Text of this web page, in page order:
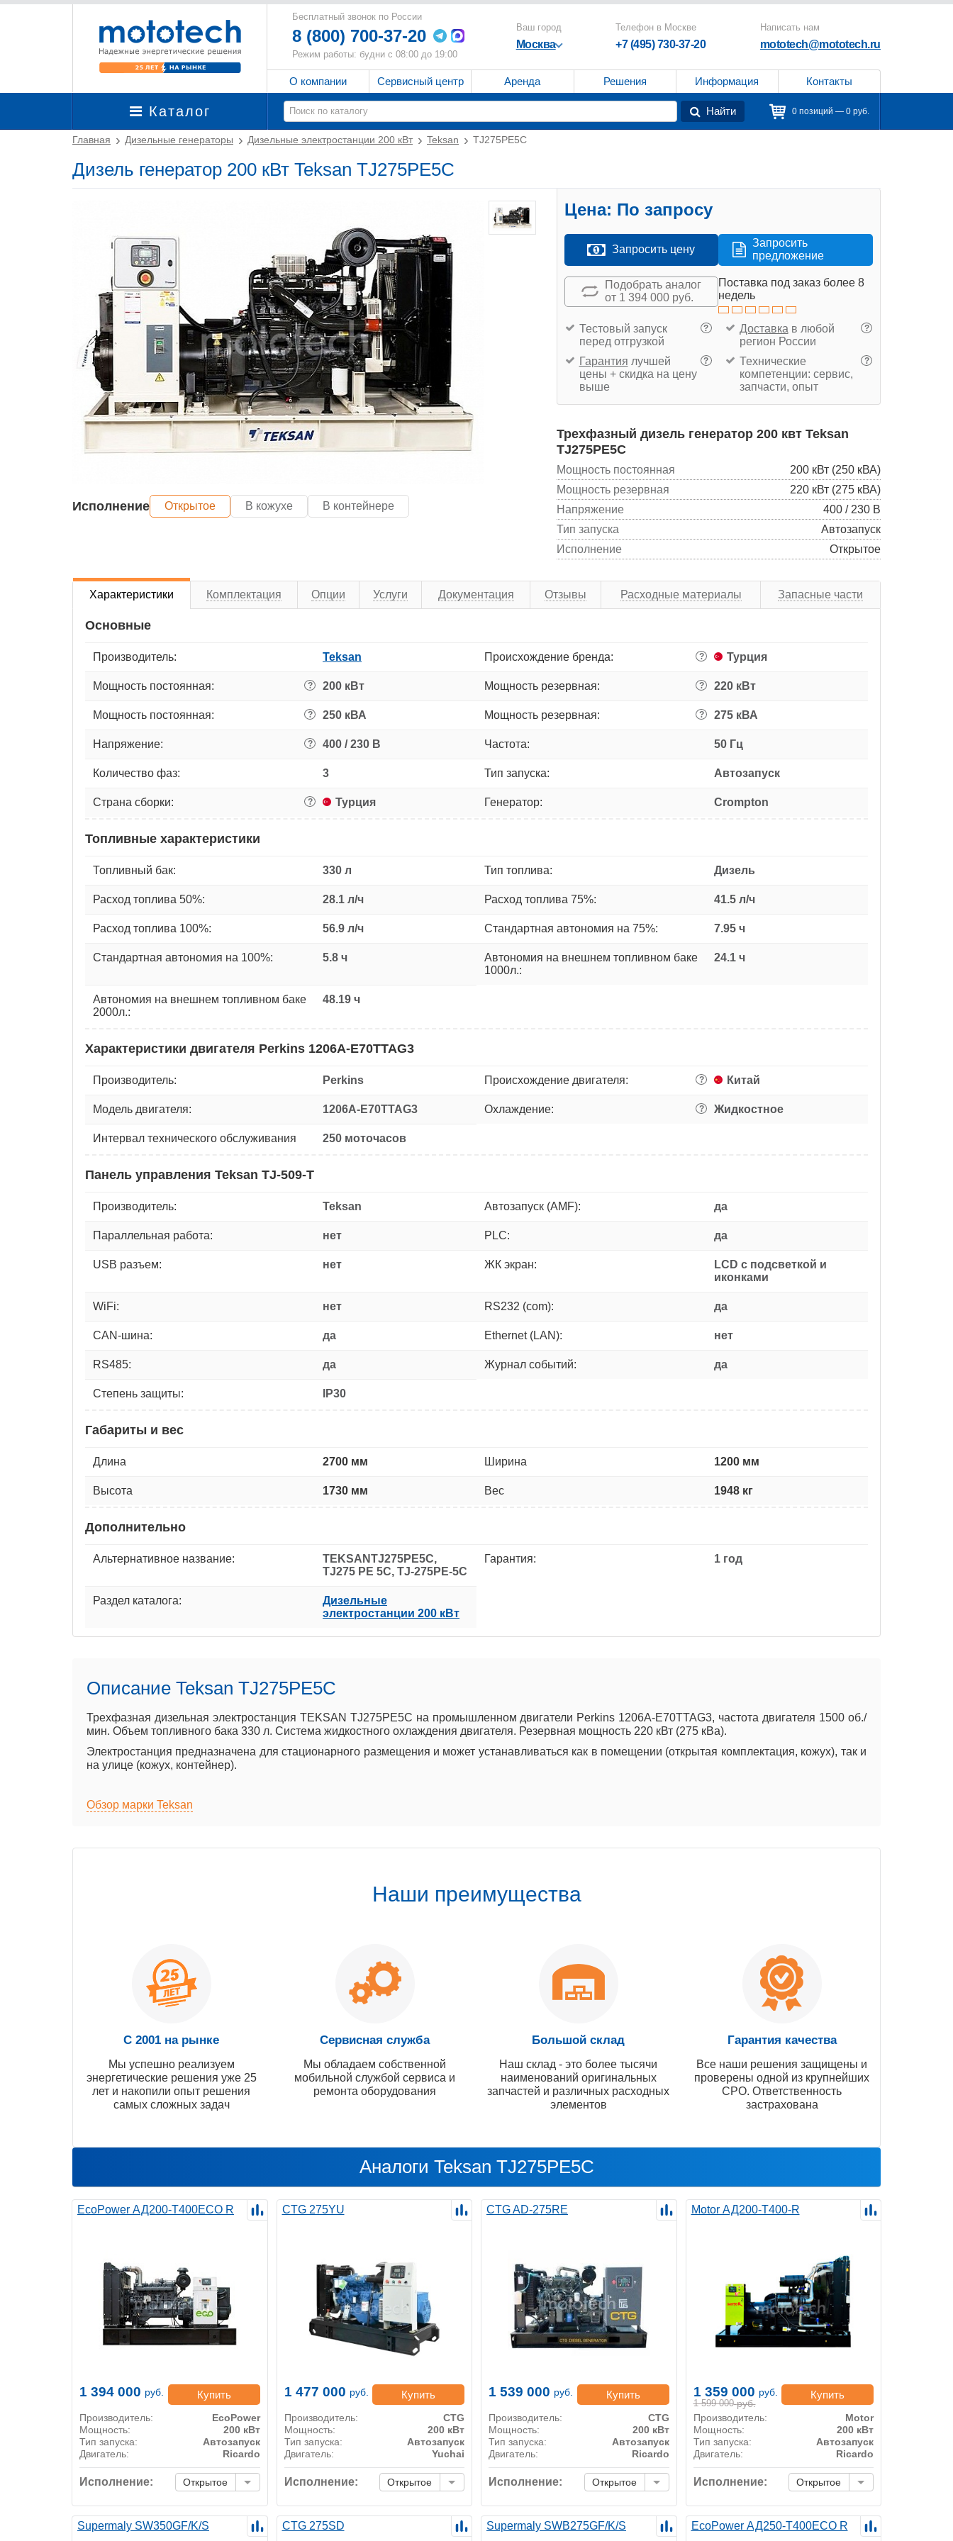
Бесплатный звонок по России
8 (800) 700-37-20
Режим работы: будни с 08:00 до 19:00
Ваш город
Москва
Телефон в Москве
+7 (495) 730-37-20
Написать нам
mototech@mototech.ru
О компании Сервисный центр Аренда Решения Информация Контакты
Каталог Найти 0 позиций — 0 руб.
Главная Дизельные генераторы Дизельные электростанции 200 кВт Teksan TJ275PE5C
Дизель генератор 200 кВт Teksan TJ275PE5C
Исполнение Открытое В кожухе В контейнере
Цена: По запросу
Запросить цену
Запросить
предложение
Подобрать аналог
от 1 394 000 руб.
Поставка под заказ более 8
недель
?
Тестовый запуск
перед отгрузкой
?
Доставка в любой
регион России
?
Гарантия лучшей
цены + скидка на цену
выше
?
Технические
компетенции: сервис,
запчасти, опыт
Трехфазный дизель генератор 200 квт Teksan
TJ275PE5C
Мощность постоянная
200 кВт (250 кВА)
Мощность резервная
220 кВт (275 кВА)
Напряжение
400 / 230 В
Тип запуска
Автозапуск
Исполнение
Открытое
Характеристики Комплектация Опции Услуги Документация Отзывы Расходные материалы Запасные части
Основные
Производитель: Teksan Происхождение бренда: ? Турция
Мощность постоянная: ? 200 кВт Мощность резервная: ? 220 кВт
Мощность постоянная: ? 250 кВА Мощность резервная: ? 275 кВА
Напряжение: ? 400 / 230 В Частота: 50 Гц
Количество фаз: 3 Тип запуска: Автозапуск
Страна сборки: ? Турция Генератор: Crompton
Топливные характеристики
Топливный бак: 330 л Тип топлива: Дизель
Расход топлива 50%: 28.1 л/ч Расход топлива 75%: 41.5 л/ч
Расход топлива 100%: 56.9 л/ч Стандартная автономия на 75%: 7.95 ч
Стандартная автономия на 100%: 5.8 ч
Автономия на внешнем топливном баке
1000л.:
24.1 ч
Автономия на внешнем топливном баке
2000л.:
48.19 ч
Характеристики двигателя Perkins 1206A-E70TTAG3
Производитель: Perkins Происхождение двигателя: ? Китай
Модель двигателя: 1206A-E70TTAG3 Охлаждение: ? Жидкостное
Интервал технического обслуживания 250 моточасов
Панель управления Teksan TJ-509-T
Производитель: Teksan Автозапуск (AMF): да
Параллельная работа: нет PLC: да
USB разъем: нет ЖК экран:
LCD с подсветкой и
иконками
WiFi: нет RS232 (com): да
CAN-шина: да Ethernet (LAN): нет
RS485: да Журнал событий: да
Степень защиты: IP30
Габариты и вес
Длина 2700 мм Ширина 1200 мм
Высота 1730 мм Вес 1948 кг
Дополнительно
Альтернативное название:
TEKSANTJ275PE5C,
TJ275 PE 5C, TJ-275PE-5C
Гарантия: 1 год
Раздел каталога:
Дизельные
электростанции 200 кВт
Описание Teksan TJ275PE5C
Трехфазная дизельная электростанция TEKSAN TJ275PE5C на промышленном двигатели Perkins 1206A-E70TTAG3, частота двигателя 1500 об./
мин. Объем топливного бака 330 л. Система жидкостного охлаждения двигателя. Резервная мощность 220 кВт (275 кВа).
Электростанция предназначена для стационарного размещения и может устанавливаться как в помещении (открытая комплектация, кожух), так и
на улице (кожух, контейнер).
Обзор марки Teksan
Наши преимущества
С 2001 на рынке
Мы успешно реализуем
энергетические решения уже 25
лет и накопили опыт решения
самых сложных задач
Сервисная служба
Мы обладаем собственной
мобильной службой сервиса и
ремонта оборудования
Большой склад
Наш склад - это более тысячи
наименований оригинальных
запчастей и различных расходных
элементов
Гарантия качества
Все наши решения защищены и
проверены одной из крупнейших
СРО. Ответственность
застрахована
Аналоги Teksan TJ275PE5C
EcoPower АД200-T400ECO R
1 394 000 руб. Купить
Производитель:
EcoPower
Мощность:
200 кВт
Тип запуска:
Автозапуск
Двигатель:
Ricardo
Исполнение: Открытое
CTG 275YU
1 477 000 руб. Купить
Производитель:
CTG
Мощность:
200 кВт
Тип запуска:
Автозапуск
Двигатель:
Yuchai
Исполнение: Открытое
CTG AD-275RE
1 539 000 руб. Купить
Производитель:
CTG
Мощность:
200 кВт
Тип запуска:
Автозапуск
Двигатель:
Ricardo
Исполнение: Открытое
Motor АД200-Т400-R
1 599 000 руб.
1 359 000 руб. Купить
Производитель:
Motor
Мощность:
200 кВт
Тип запуска:
Автозапуск
Двигатель:
Ricardo
Исполнение: Открытое
Supermaly SW350GF/K/S CTG 275SD Supermaly SWB275GF/K/S EcoPower АД250-T400ECO R